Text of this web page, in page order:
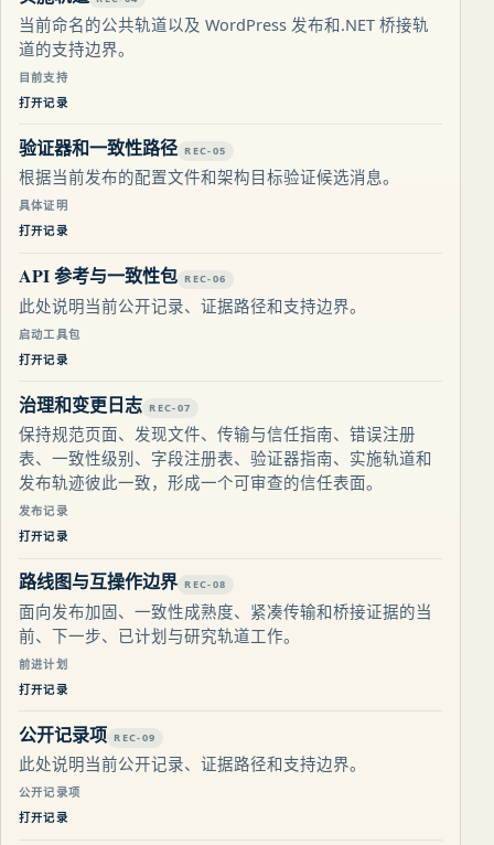
当前命名的公共轨道以及 WordPress 发布和.NET 桥接轨
道的支持边界。
目前支持
打开记录
验证器和一致性路径 REC-05
根据当前发布的配置文件和架构目标验证候选消息。
具体证明
打开记录
API 参考与一致性包 REC-06
此处说明当前公开记录、证据路径和支持边界。
启动工具包
打开记录
治理和变更日志 REC-07
保持规范页面、发现文件、传输与信任指南、错误注册
表、一致性级别、字段注册表、验证器指南、实施轨道和
发布轨迹彼此一致，形成一个可审查的信任表面。
发布记录
打开记录
路线图与互操作边界 REC-08
面向发布加固、一致性成熟度、紧凑传输和桥接证据的当
前、下一步、已计划与研究轨道工作。
前进计划
打开记录
公开记录项 REC-09
此处说明当前公开记录、证据路径和支持边界。
公开记录项
打开记录